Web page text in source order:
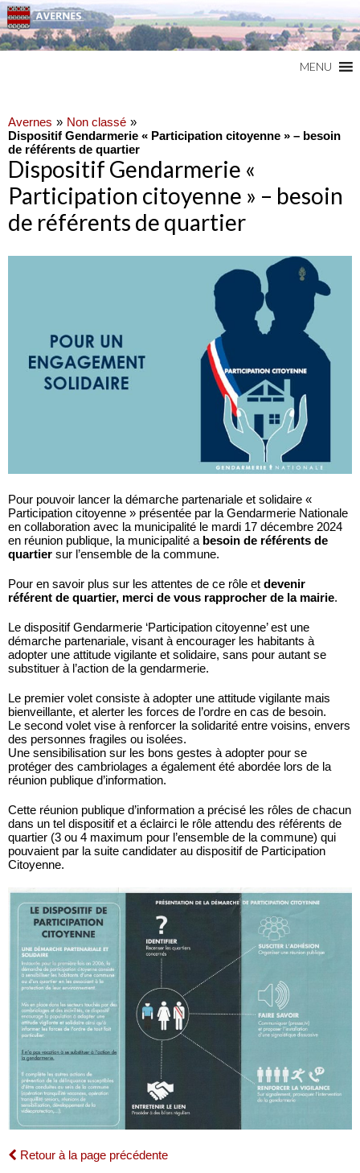
MENU
Avernes
Non classé
Dispositif Gendarmerie « Participation citoyenne » – besoin
de référents de quartier
Dispositif Gendarmerie «
Participation citoyenne » – besoin
de référents de quartier
Pour pouvoir lancer la démarche partenariale et solidaire «
Participation citoyenne » présentée par la Gendarmerie Nationale
en collaboration avec la municipalité le mardi 17 décembre 2024
en réunion publique, la municipalité a besoin de référents de
quartier sur l’ensemble de la commune.
Pour en savoir plus sur les attentes de ce rôle et devenir
référent de quartier, merci de vous rapprocher de la mairie.
Le dispositif Gendarmerie ‘Participation citoyenne’ est une
démarche partenariale, visant à encourager les habitants à
adopter une attitude vigilante et solidaire, sans pour autant se
substituer à l’action de la gendarmerie.
Le premier volet consiste à adopter une attitude vigilante mais
bienveillante, et alerter les forces de l’ordre en cas de besoin.
Le second volet vise à renforcer la solidarité entre voisins, envers
des personnes fragiles ou isolées.
Une sensibilisation sur les bons gestes à adopter pour se
protéger des cambriolages a également été abordée lors de la
réunion publique d’information.
Cette réunion publique d’information a précisé les rôles de chacun
dans un tel dispositif et a éclairci le rôle attendu des référents de
quartier (3 ou 4 maximum pour l’ensemble de la commune) qui
pouvaient par la suite candidater au dispositif de Participation
Citoyenne.
Retour à la page précédente